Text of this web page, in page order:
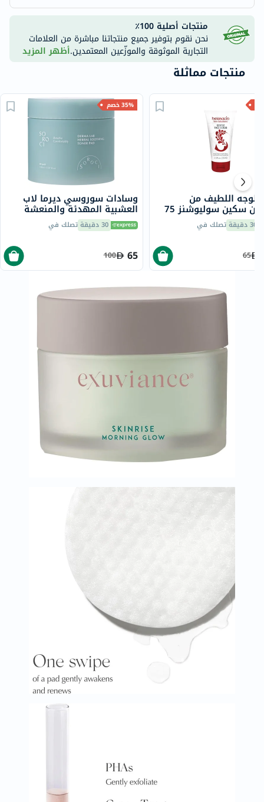
منتجات أصلية 100٪
نحن نقوم بتوفير جميع منتجاتنا مباشرة من العلامات
التجارية الموثوقة والموزّعين المعتمدين.أظهر المزيد
منتجات مماثلة
35% خصم
وسادات سوروسي ديرما لاب
العشبية المهدئة والمنعشة
150 مل ، 80 قطعة 30 دقيقة تصلك في
65
100
اللطيف من
هيربسين سكين سوليوشنز 75
30 دقيقة تصلك في
65